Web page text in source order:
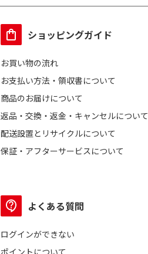
ショッピングガイド
お買い物の流れ
お支払い方法・領収書について
商品のお届けについて
返品・交換・返金・キャンセルについて
配送設置とリサイクルについて
保証・アフターサービスについて
よくある質問
ログインができない
ポイントについて